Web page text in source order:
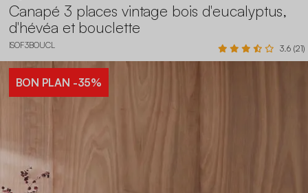
Canapé 3 places vintage bois d'eucalyptus,
d'hévéa et bouclette
ISOF3BOUCL 3.6 (21)
BON PLAN -35%